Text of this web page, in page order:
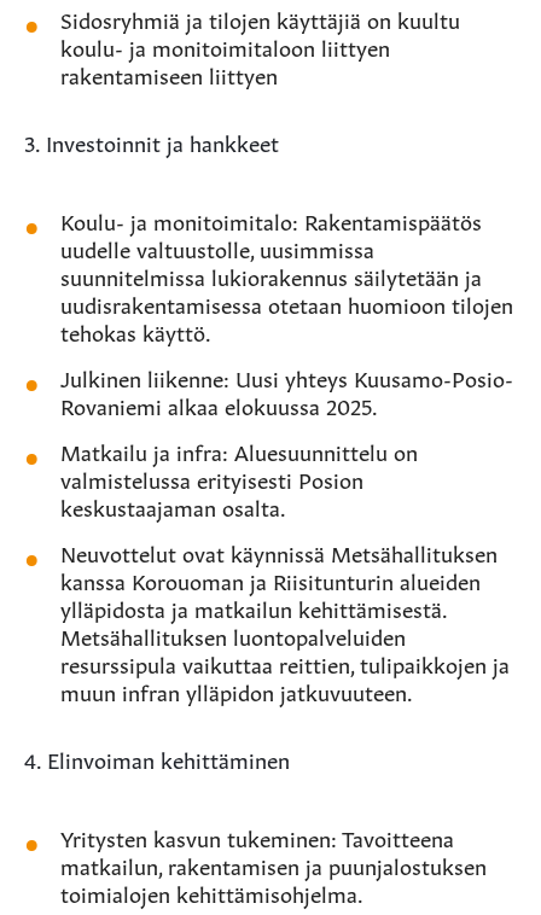
Sidosryhmiä ja tilojen käyttäjiä on kuultu
koulu- ja monitoimitaloon liittyen
rakentamiseen liittyen
3. Investoinnit ja hankkeet
Koulu- ja monitoimitalo: Rakentamispäätös
uudelle valtuustolle, uusimmissa
suunnitelmissa lukiorakennus säilytetään ja
uudisrakentamisessa otetaan huomioon tilojen
tehokas käyttö.
Julkinen liikenne: Uusi yhteys Kuusamo-Posio-
Rovaniemi alkaa elokuussa 2025.
Matkailu ja infra: Aluesuunnittelu on
valmistelussa erityisesti Posion
keskustaajaman osalta.
Neuvottelut ovat käynnissä Metsähallituksen
kanssa Korouoman ja Riisitunturin alueiden
ylläpidosta ja matkailun kehittämisestä.
Metsähallituksen luontopalveluiden
resurssipula vaikuttaa reittien, tulipaikkojen ja
muun infran ylläpidon jatkuvuuteen.
4. Elinvoiman kehittäminen
Yritysten kasvun tukeminen: Tavoitteena
matkailun, rakentamisen ja puunjalostuksen
toimialojen kehittämisohjelma.